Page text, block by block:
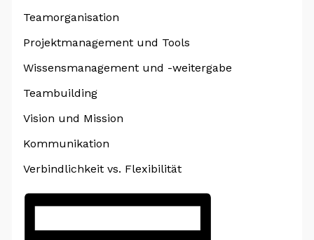
Teamorganisation
Projektmanagement und Tools
Wissensmanagement und -weitergabe
Teambuilding
Vision und Mission
Kommunikation
Verbindlichkeit vs. Flexibilität